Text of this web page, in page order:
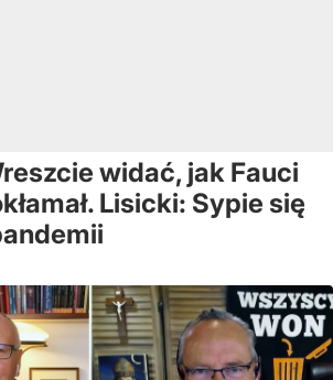
widać, jak Fauci
Lisicki: Sypie się